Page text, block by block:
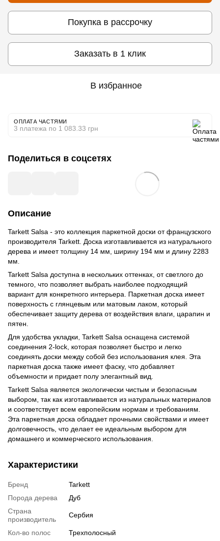
Покупка в рассрочку
Заказать в 1 клик
В избранное
ОПЛАТА ЧАСТЯМИ
3 платежа по 1 083.33 грн
Поделиться в соцсетях
Описание
Tarkett Salsa - это коллекция паркетной доски от французского
производителя Tarkett. Доска изготавливается из натурального
дерева и имеет толщину 14 мм, ширину 194 мм и длину 2283
мм.
Tarkett Salsa доступна в нескольких оттенках, от светлого до
темного, что позволяет выбрать наиболее подходящий
вариант для конкретного интерьера. Паркетная доска имеет
поверхность с глянцевым или матовым лаком, который
обеспечивает защиту дерева от воздействия влаги, царапин и
пятен.
Для удобства укладки, Tarkett Salsa оснащена системой
соединения 2-lock, которая позволяет быстро и легко
соединять доски между собой без использования клея. Эта
паркетная доска также имеет фаску, что добавляет
объемности и придает полу элегантный вид.
Tarkett Salsa является экологически чистым и безопасным
выбором, так как изготавливается из натуральных материалов
и соответствует всем европейским нормам и требованиям.
Эта паркетная доска обладает прочными свойствами и имеет
долговечность, что делает ее идеальным выбором для
домашнего и коммерческого использования.
Характеристики
Бренд
Tarkett
Порода дерева
Дуб
Страна
производитель
Сербия
Кол-во полос
Трехполосный